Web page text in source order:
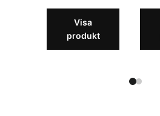
Visa
produkt